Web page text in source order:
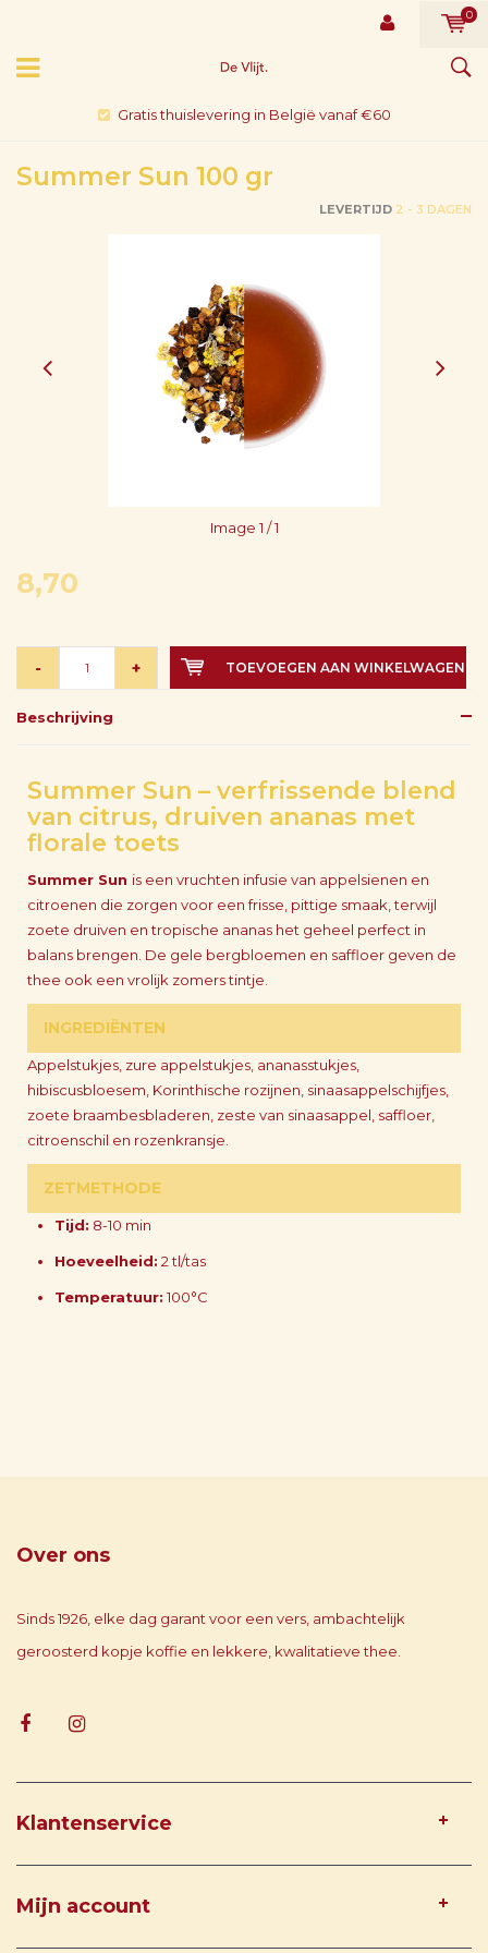
0
Gratis thuislevering in België vanaf €60
Summer Sun 100 gr
LEVERTIJD 2 - 3 DAGEN
Image1 / 1
8,70
- + TOEVOEGEN AAN WINKELWAGEN
Beschrijving
Summer Sun – verfrissende blend
van citrus, druiven ananas met
florale toets
Summer Sun is een vruchten infusie van appelsienen en
citroenen die zorgen voor een frisse, pittige smaak, terwijl
zoete druiven en tropische ananas het geheel perfect in
balans brengen. De gele bergbloemen en saffloer geven de
thee ook een vrolijk zomers tintje.
INGREDIËNTEN
Appelstukjes, zure appelstukjes, ananasstukjes,
hibiscusbloesem, Korinthische rozijnen, sinaasappelschijfjes,
zoete braambesbladeren, zeste van sinaasappel, saffloer,
citroenschil en rozenkransje.
ZETMETHODE
Tijd: 8-10 min
Hoeveelheid: 2 tl/tas
Temperatuur:100°C
Over ons
Sinds 1926, elke dag garant voor een vers, ambachtelijk
geroosterd kopje koffie en lekkere, kwalitatieve thee.
Klantenservice
Mijn account